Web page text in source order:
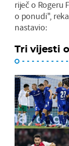
riječ o Rogeru
o ponudi'',
nastavio:
Tri vijesti